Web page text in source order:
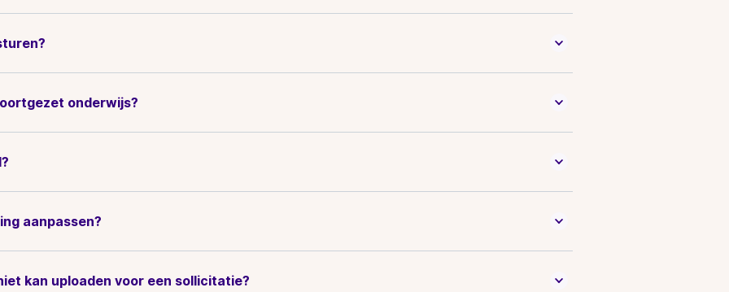
onderwijs?
aanpassen?
kan uploaden voor een sollicitatie?